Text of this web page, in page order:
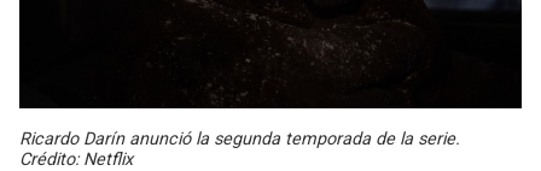
Ricardo Darín anunció la segunda temporada de la serie.
Crédito: Netflix